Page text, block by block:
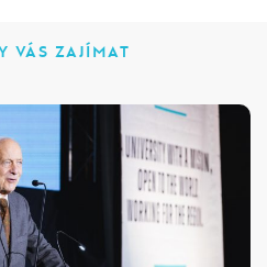
VÁS ZAJÍMAT